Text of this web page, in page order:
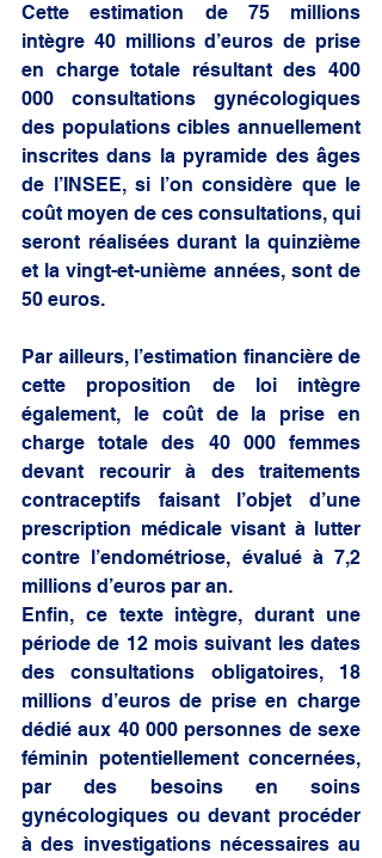
Cette estimation de 75 millions
intègre 40 millions d’euros de prise
en charge totale résultant des 400
000 consultations gynécologiques
des populations cibles annuellement
inscrites dans la pyramide des âges
de l’INSEE, si l’on considère que le
coût moyen de ces consultations, qui
seront réalisées durant la quinzième
et la vingt-et-unième années, sont de
50 euros.
Par ailleurs, l’estimation financière de
cette proposition de loi intègre
également, le coût de la prise en
charge totale des 40 000 femmes
devant recourir à des traitements
contraceptifs faisant l’objet d’une
prescription médicale visant à lutter
contre l’endométriose, évalué à 7,2
millions d’euros par an.
Enfin, ce texte intègre, durant une
période de 12 mois suivant les dates
des consultations obligatoires, 18
millions d’euros de prise en charge
dédié aux 40 000 personnes de sexe
féminin potentiellement concernées,
par des besoins en soins
gynécologiques ou devant procéder
à des investigations nécessaires au